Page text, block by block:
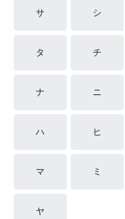
サ シ
タ チ
ナ ニ
ハ ヒ
マ ミ
ヤ